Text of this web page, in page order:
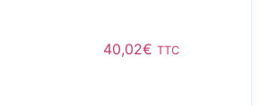
40,02€ TTC